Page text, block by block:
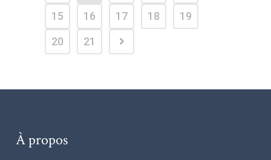
15
16 17 18
19
20
21
À propos